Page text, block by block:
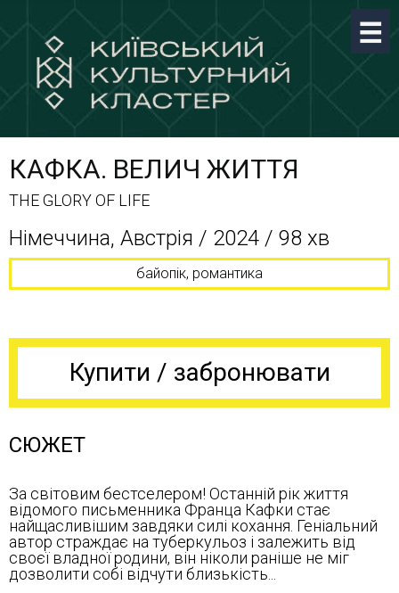
КАФКА. ВЕЛИЧ ЖИТТЯ
THE GLORY OF LIFE
Німеччина, Австрія / 2024 / 98 хв
байопік, романтика
Купити / забронювати
СЮЖЕТ
За світовим бестселером! Останній рік життя
відомого письменника Франца Кафки стає
найщасливішим завдяки силі кохання. Геніальний
автор страждає на туберкульоз і залежить від
своєї владної родини, він ніколи раніше не міг
дозволити собі відчути близькість...